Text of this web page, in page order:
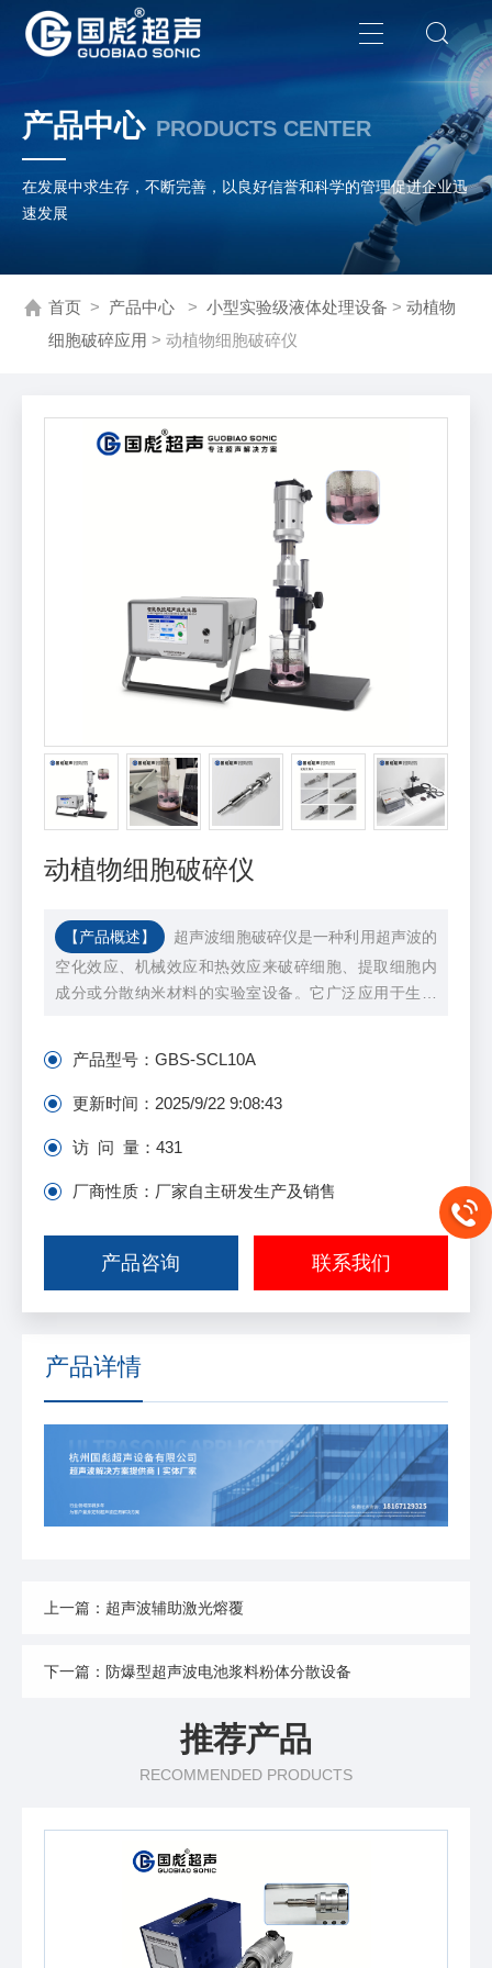
产品中心 PRODUCTS CENTER
在发展中求生存，不断完善，以良好信誉和科学的管理促进企业迅
速发展
首页 > 产品中心 > 小型实验级液体处理设备 > 动植物
细胞破碎应用 > 动植物细胞破碎仪
动植物细胞破碎仪
【产品概述】
超声波细胞破碎仪是一种利用超声波的
空化效应、机械效应和热效应来破碎细胞、提取细胞内
成分或分散纳米材料的实验室设备。它广泛应用于生物
产品型号： GBS-SCL10A
更新时间： 2025/9/22 9:08:43
访 问 量： 431
厂商性质：厂家自主研发生产及销售
产品咨询 联系我们
产品详情
上一篇：超声波辅助激光熔覆
下一篇：防爆型超声波电池浆料粉体分散设备
推荐产品
RECOMMENDED PRODUCTS